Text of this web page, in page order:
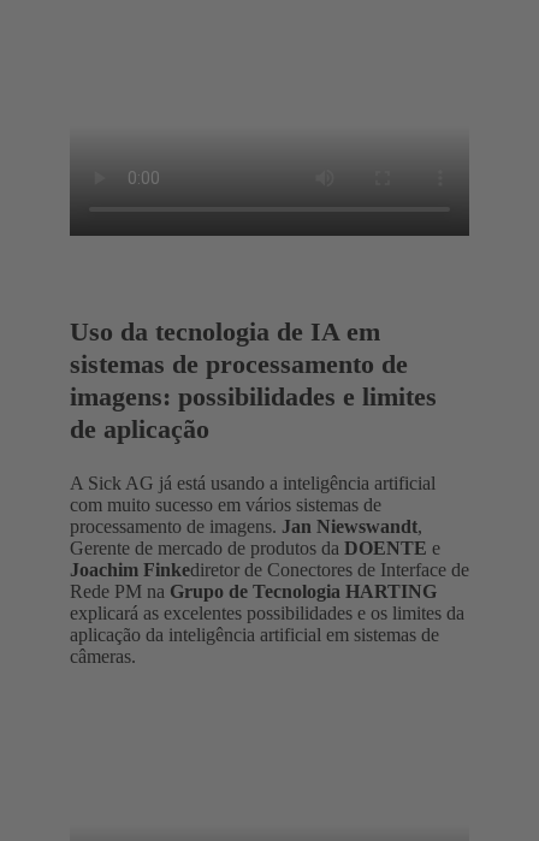
Uso da tecnologia de IA em
sistemas de processamento de
imagens: possibilidades e limites
de aplicação
A Sick AG já está usando a inteligência artificial
com muito sucesso em vários sistemas de
processamento de imagens. Jan Niewswandt,
Gerente de mercado de produtos da DOENTE e
Joachim Finkediretor de Conectores de Interface de
Rede PM na Grupo de Tecnologia HARTING
explicará as excelentes possibilidades e os limites da
aplicação da inteligência artificial em sistemas de
câmeras.